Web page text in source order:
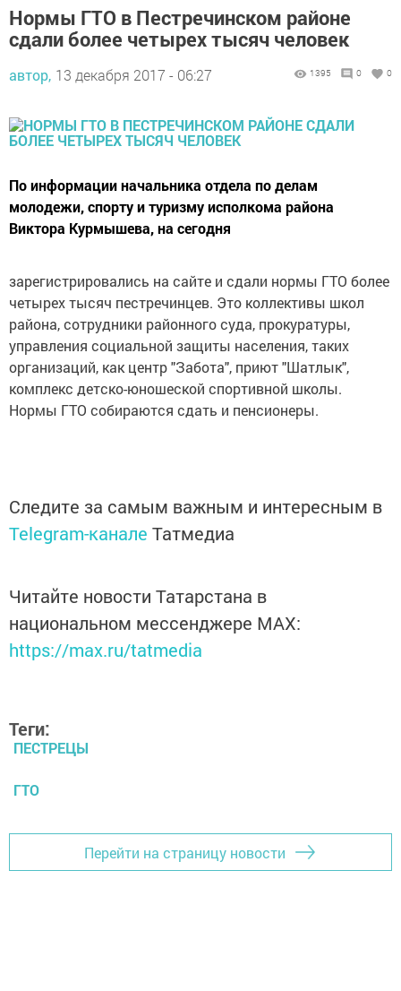
Нормы ГТО в Пестречинском районе
сдали более четырех тысяч человек
автор, 13 декабря 2017 - 06:27 1395 0 0
По информации начальника отдела по делам
молодежи, спорту и туризму исполкома района
Виктора Курмышева, на сегодня
зарегистрировались на сайте и сдали нормы ГТО более
четырех тысяч пестречинцев. Это коллективы школ
района, сотрудники районного суда, прокуратуры,
управления социальной защиты населения, таких
организаций, как центр "Забота", приют "Шатлык",
комплекс детско-юношеской спортивной школы.
Нормы ГТО собираются сдать и пенсионеры.
Следите за самым важным и интересным в
Telegram-канале Татмедиа
Читайте новости Татарстана в
национальном мессенджере MАХ:
https://max.ru/tatmedia
Теги:
ПЕСТРЕЦЫ
ГТО
Перейти на страницу новости